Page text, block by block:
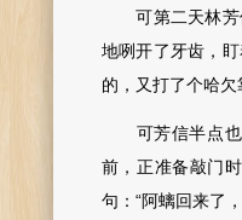
可第二天林芳信
地咧开了牙齿，
的，又打了个哈欠
可芳信半点
前，正准备敲门
句：“阿螭回来了